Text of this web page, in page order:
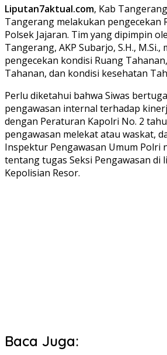
Liputan7aktual.com, Kab
Tangerang melakukan pengecekan
Polsek Jajaran. Tim yang dipimpin
Tangerang, AKP Subarjo, S.H., M.Si.,
pengecekan kondisi Ruang
Tahanan, dan kondisi kesehatan
Perlu diketahui bahwa Siwas
pengawasan internal terhadap
dengan Peraturan Kapolri No. 2
pengawasan melekat atau waskat,
Inspektur Pengawasan Umum Polri
tentang tugas Seksi Pengawasan di
Kepolisian Resor.
Baca Juga: